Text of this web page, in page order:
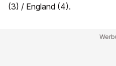
(3) / England (4).